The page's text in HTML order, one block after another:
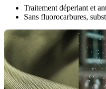
Traitement déperlant et
Sans fluorocarbures,